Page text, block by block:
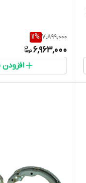
7,899,000
11%
6,963,000